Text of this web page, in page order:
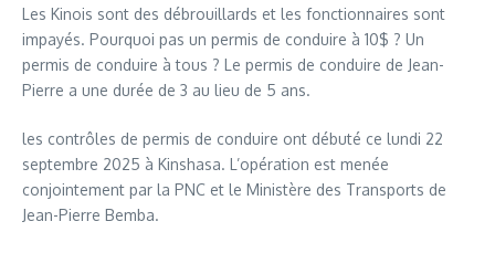
Les Kinois sont des débrouillards et les fonctionnaires sont
impayés. Pourquoi pas un permis de conduire à 10$ ? Un
permis de conduire à tous ? Le permis de conduire de Jean-
Pierre a une durée de 3 au lieu de 5 ans.
les contrôles de permis de conduire ont débuté ce lundi 22
septembre 2025 à Kinshasa. L’opération est menée
conjointement par la PNC et le Ministère des Transports de
Jean-Pierre Bemba.